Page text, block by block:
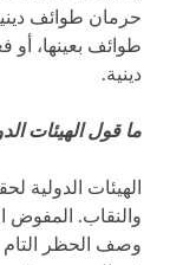
حرمان طوائف
طوائف بعينها،
دينية.
ما قول الهيئات
الهيئات الدولية
والنقاب. المفوض
وصف الحظر التام